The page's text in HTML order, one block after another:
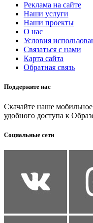
Реклама на сайте
Наши услуги
Наши проекты
О нас
Условия
Связаться с нами
Карта сайта
Обратная связь
Поддержите нас
Скачайте наше
удобного доступа к
Социальные сети